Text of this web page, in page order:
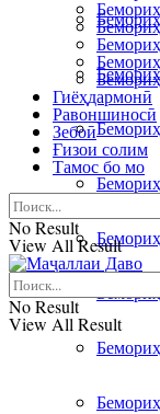
Гиёҳдармонӣ
Равоншиносӣ
Зебоӣ
Ғизои солим
Тамос бо мо
No Result
View All Result
No Result
View All Result